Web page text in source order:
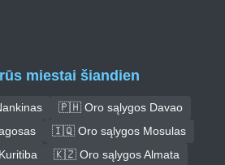
miestai šiandien
🇵🇭 Oro sąlygos Davao
🇮🇶 Oro sąlygos Mosulas
🇰🇿 Oro sąlygos Almata